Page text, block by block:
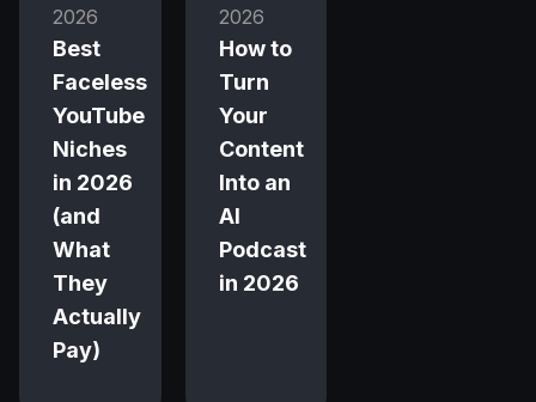
2026
Best
Faceless
YouTube
Niches
in 2026
(and
What
They
Actually
Pay)
2026
How to
Turn
Your
Content
Into an
AI
Podcast
in 2026